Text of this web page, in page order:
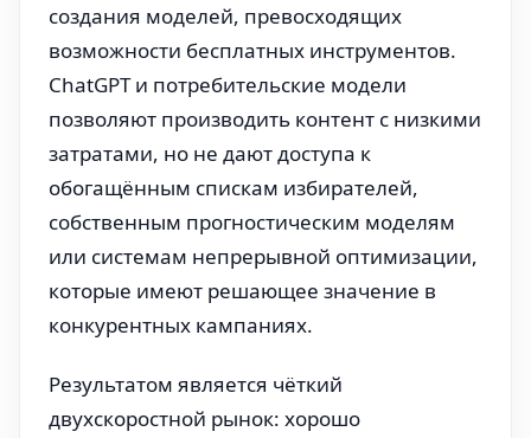
создания моделей, превосходящих
возможности бесплатных инструментов.
ChatGPT и потребительские модели
позволяют производить контент с низкими
затратами, но не дают доступа к
обогащённым спискам избирателей,
собственным прогностическим моделям
или системам непрерывной оптимизации,
которые имеют решающее значение в
конкурентных кампаниях.
Результатом является чёткий
двухскоростной рынок: хорошо